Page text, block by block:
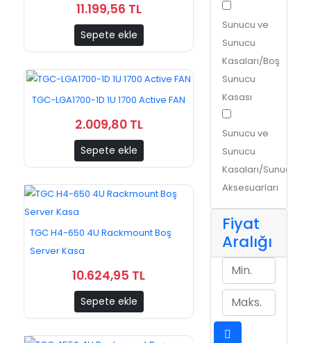
Sunucu ve
Sunucu
Kasaları/Boş
Sunucu
Kasası
Sunucu ve
Sunucu
Kasaları/Sunucu
Aksesuarları
Fiyat
Aralığı
11.199,56 TL
Sepete ekle
TGC-LGA1700-1D 1U 1700 Active FAN
2.009,80 TL
Sepete ekle
TGC H4-650 4U Rackmount Boş
Server Kasa
10.624,95 TL
Sepete ekle